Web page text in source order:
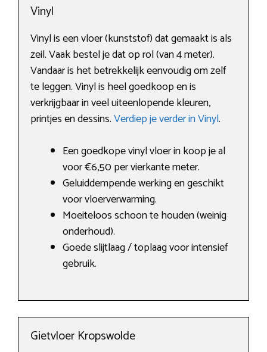
Vinyl
Vinyl is een vloer (kunststof) dat gemaakt is als
zeil. Vaak bestel je dat op rol (van 4 meter).
Vandaar is het betrekkelijk eenvoudig om zelf
te leggen. Vinyl is heel goedkoop en is
verkrijgbaar in veel uiteenlopende kleuren,
printjes en dessins.Verdiep je verder in Vinyl.
Een goedkope vinyl vloer in koop je al
voor €6,50 per vierkante meter.
Geluiddempende werking en geschikt
voor vloerverwarming.
Moeiteloos schoon te houden (weinig
onderhoud).
Goede slijtlaag / toplaag voor intensief
gebruik.
Gietvloer Kropswolde